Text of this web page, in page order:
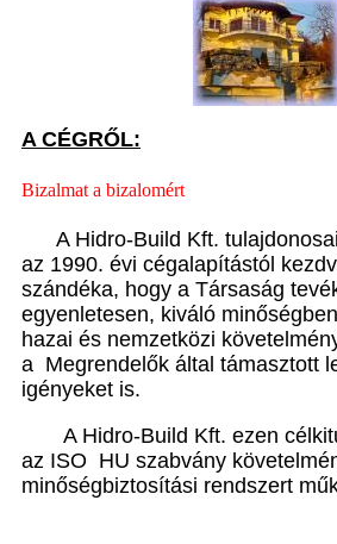
A CÉGRŐL:
Bizalmat a bizalomért
A Hidro-Build Kft.
az 1990. évi cégalapítástól
szándéka, hogy a Társaság
egyenletesen, kiváló
hazai és nemzetközi
a Megrendelők által támasztott
igényeket is.
A Hidro-Build Kft. ezen
az ISO HU szabvány
minőségbiztosítási rendszert